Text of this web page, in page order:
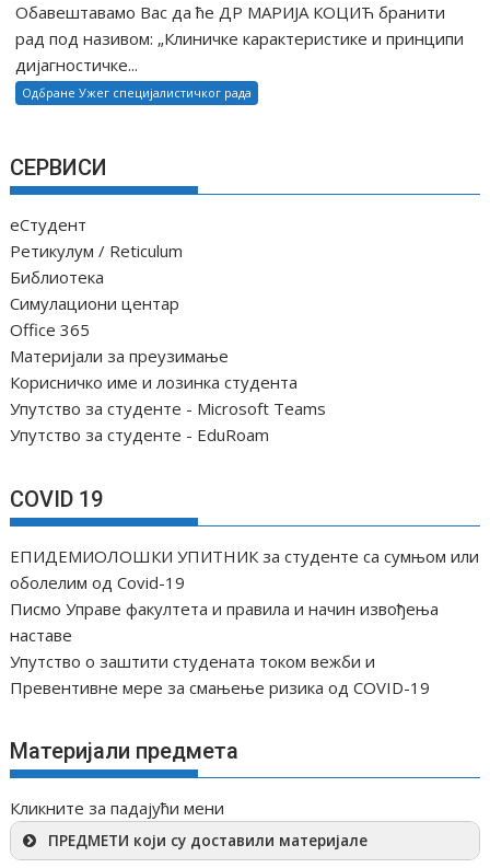
Обавештавамо Вас да ће ДР МАРИЈА КОЦИЋ бранити
рад под називом: „Клиничке карактеристике и принципи
дијагностичке...
Одбране Ужег специјалистичког рада
СЕРВИСИ
еСтудент
Ретикулум / Reticulum
Библиотека
Симулациони центар
Office 365
Материјали за преузимање
Корисничко име и лозинка студента
Упутство за студенте - Microsoft Teams
Упутство за студенте - EduRoam
COVID 19
ЕПИДЕМИОЛОШКИ УПИТНИК за студенте са сумњом или
оболелим од Covid-19
Писмо Управе факултета и правила и начин извођења
наставе
Упутство о заштити студената током вежби и
Превентивне мере за смањење ризика од COVID-19
Материјали предмета
Кликните за падајући мени
ПРЕДМЕТИ који су доставили материјале